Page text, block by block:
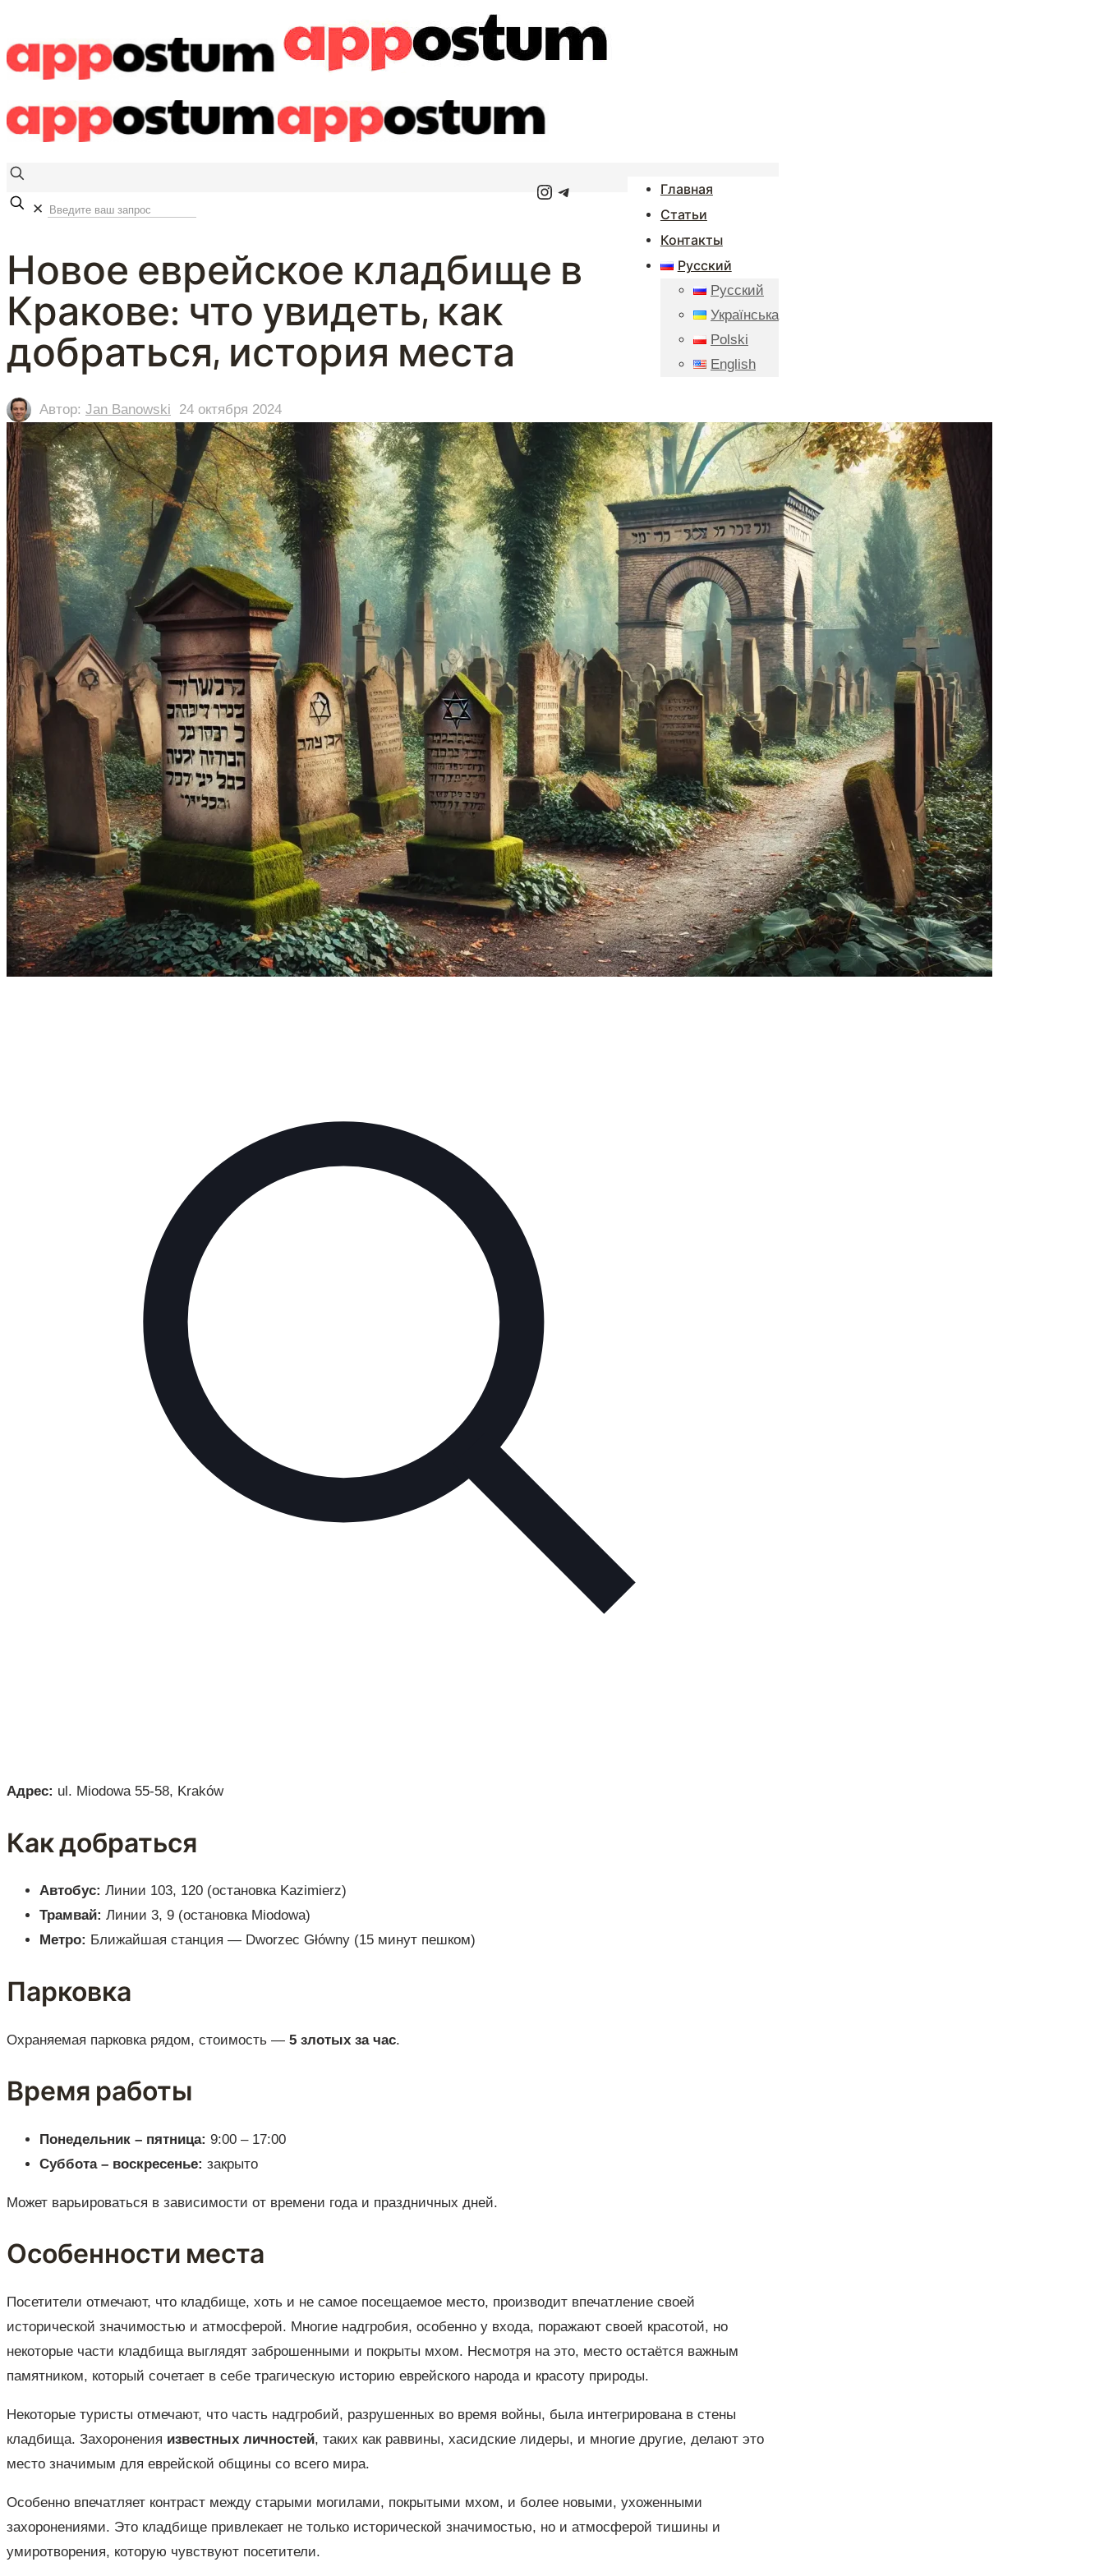
Главная
Статьи
Контакты
Русский
Русский
Українська
Polski
English
Instagram
Telegram
✕
Новое еврейское кладбище в
Кракове: что увидеть, как
добраться, история места
Автор: Jan Banowski 24 октября 2024
Адрес: ul. Miodowa 55-58, Kraków
Как добраться
Автобус: Линии 103, 120 (остановка Kazimierz)
Трамвай: Линии 3, 9 (остановка Miodowa)
Метро: Ближайшая станция — Dworzec Główny (15 минут пешком)
Парковка
Охраняемая парковка рядом, стоимость — 5 злотых за час.
Время работы
Понедельник – пятница: 9:00 – 17:00
Суббота – воскресенье: закрыто
Может варьироваться в зависимости от времени года и праздничных дней.
Особенности места
Посетители отмечают, что кладбище, хоть и не самое посещаемое место, производит впечатление своей
исторической значимостью и атмосферой. Многие надгробия, особенно у входа, поражают своей красотой, но
некоторые части кладбища выглядят заброшенными и покрыты мхом. Несмотря на это, место остаётся важным
памятником, который сочетает в себе трагическую историю еврейского народа и красоту природы.
Некоторые туристы отмечают, что часть надгробий, разрушенных во время войны, была интегрирована в стены
кладбища. Захоронения известных личностей, таких как раввины, хасидские лидеры, и многие другие, делают это
место значимым для еврейской общины со всего мира.
Особенно впечатляет контраст между старыми могилами, покрытыми мхом, и более новыми, ухоженными
захоронениями. Это кладбище привлекает не только исторической значимостью, но и атмосферой тишины и
умиротворения, которую чувствуют посетители.